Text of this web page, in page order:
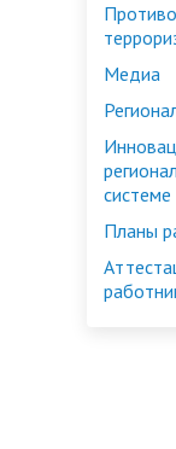
Медиа
системе
Планы